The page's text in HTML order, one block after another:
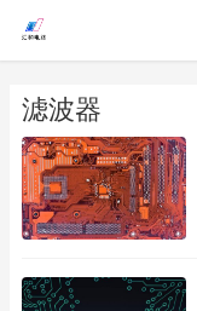
滤波器